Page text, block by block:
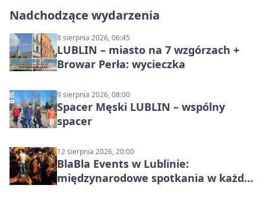
Nadchodzące wydarzenia
8 sierpnia 2026, 06:45
LUBLIN – miasto na 7 wzgórzach +
Browar Perła: wycieczka
9 sierpnia 2026, 08:00
Spacer Męski LUBLIN – wspólny
spacer
12 sierpnia 2026, 20:00
BlaBla Events w Lublinie:
międzynarodowe spotkania w każdą